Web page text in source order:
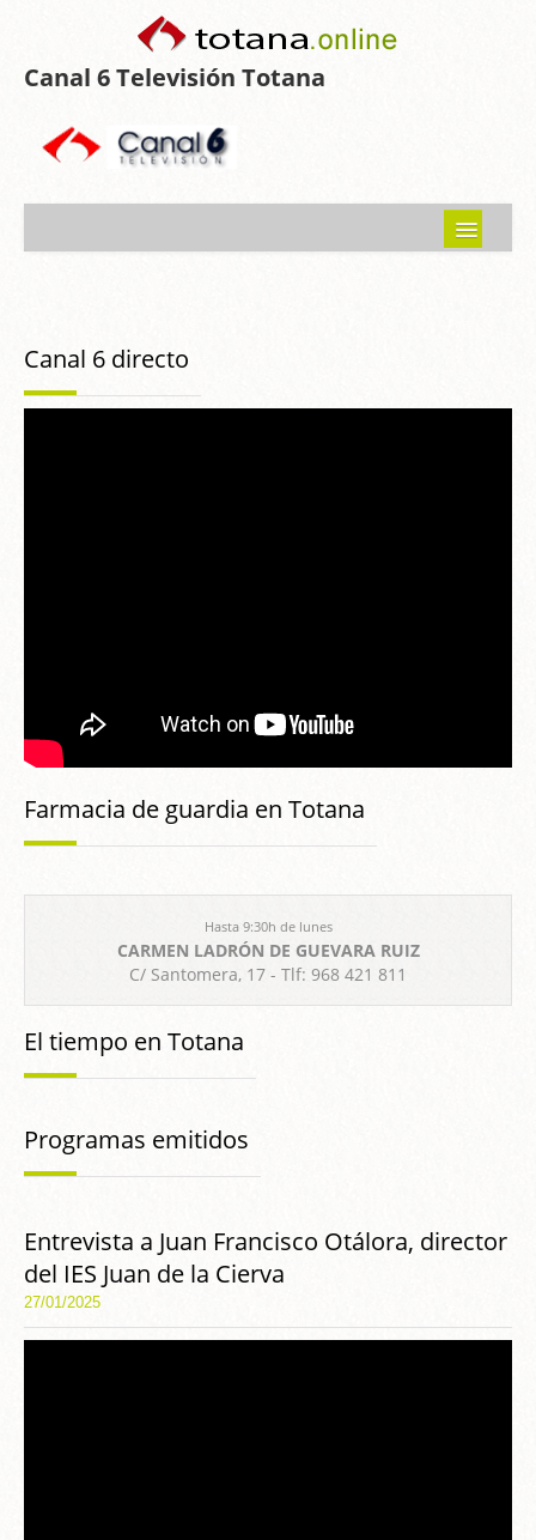
Canal 6 Televisión Totana
Programas emitidos
Programas emitidos
Entrevista a Juan Francisco Otálora, director
del IES Juan de la Cierva
27/01/2025
Canal 6 directo
Farmacia de guardia en Totana
Hasta 9:30h de lunes
CARMEN LADRÓN DE GUEVARA RUIZ
C/ Santomera, 17 - Tlf: 968 421 811
El tiempo en Totana